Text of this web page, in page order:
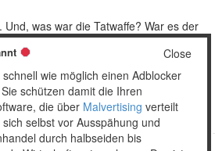
was war die Tatwaffe? War es der
für bewusstlos mümmelnde
Tagged:Fernsehen,Lorenz
Close
wie möglich einen Adblocker
schützen damit die Ihren
die über Malvertising verteilt
selbst vor Ausspähung und
durch halbseiden bis